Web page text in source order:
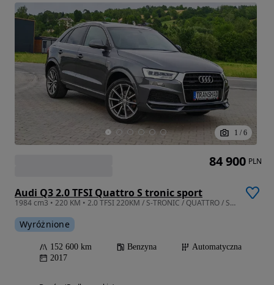
1 / 6
Audi Q3 2.0 TFSI Quattro S tronic sport
1984 cm3 • 220 KM • 2.0 TFSI 220KM / S-TRONIC / QUATTRO / S-Line / Full / Piękna / Zobacz!
Wyróżnione
152 600 km Benzyna
Automatyczna
2017
84 900 PLN